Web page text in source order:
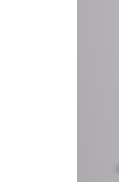
Story
청빙,
교단 목
너는 아
새로운